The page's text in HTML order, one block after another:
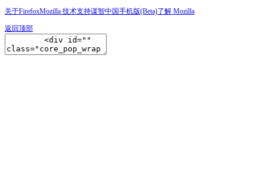
关于FirefoxMozilla 技术支持谋智中国手机版(Beta)了解 Mozilla
返回顶部